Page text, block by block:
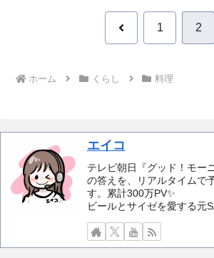
前 1 2
ホーム くらし 料理
エイコ
テレビ朝日『グッド！モー
の答えを、リアルタイムで
す。累計300万PV✨️
ビールとサイゼを愛する元